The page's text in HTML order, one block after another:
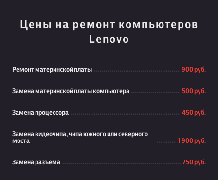
Цены на ремонт компьютеров
Lenovo
Ремонт материнской платы 900 руб.
Замена материнской платы компьютера 500 руб.
Замена процессора 450 руб.
Замена видеочипа, чипа южного или северного
моста
1 900 руб.
Замена разъема 750 руб.